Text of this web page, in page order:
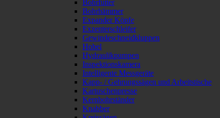
Bohrfutter
Bohrhämmer
Expander Köpfe
Exzenterschleifer
Gewindeschneidkluppen
Hobel
Hydraulikpumpen
Inspektionskamera
Intelligente Messgeräte
Kapp- / Gehrungssägen und Arbeitstische
Kartuschenpresse
Kernbohrständer
Knabber